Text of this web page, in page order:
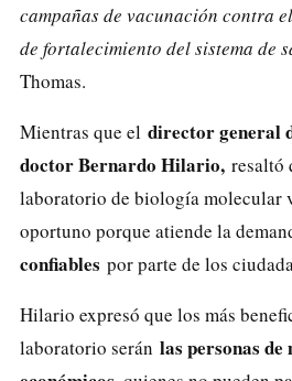
campañas de vacunación contra
de fortalecimiento del sistema de
Thomas.
Mientras que el director general
doctor Bernardo Hilario, resaltó
laboratorio de biología molecular
oportuno porque atiende la
confiables por parte de los
Hilario expresó que los más
laboratorio serán las personas de